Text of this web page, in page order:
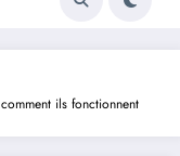
ils fonctionnent